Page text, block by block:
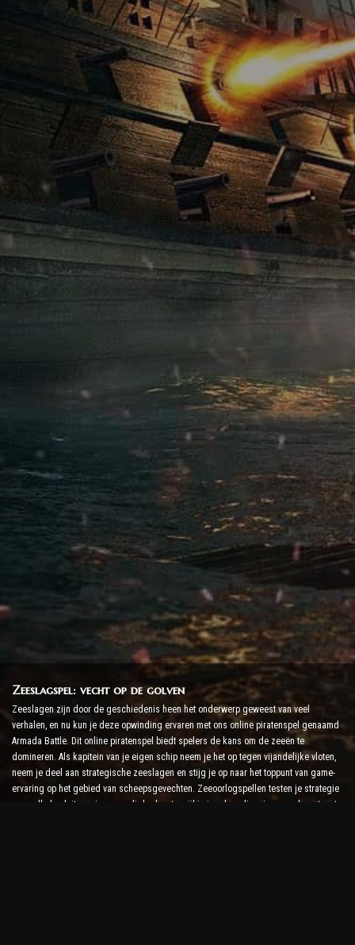
Zeeslagspel: vecht op de golven
Zeeslagen zijn door de geschiedenis heen het onderwerp geweest van veel
verhalen, en nu kun je deze opwinding ervaren met ons online piratenspel genaamd
Armada Battle. Dit online piratenspel biedt spelers de kans om de zeeën te
domineren. Als kapitein van je eigen schip neem je het op tegen vijandelijke vloten,
neem je deel aan strategische zeeslagen en stijg je op naar het toppunt van game-
ervaring op het gebied van scheepsgevechten. Zeeoorlogspellen testen je strategie
en snelle besluitvormingsvaardigheden, terwijl je je adrenalineniveau verhoogt met